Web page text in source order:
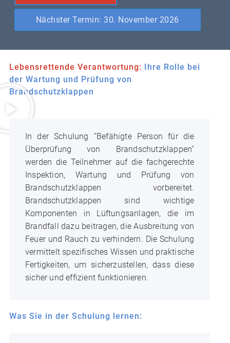
Nächster Termin: 30. November 2026
Lebensrettende Verantwortung: Ihre Rolle bei
der Wartung und Prüfung von
Brandschutzklappen
In der Schulung “Befähigte Person für die
Überprüfung von Brandschutzklappen”
werden die Teilnehmer auf die fachgerechte
Inspektion, Wartung und Prüfung von
Brandschutzklappen vorbereitet.
Brandschutzklappen sind wichtige
Komponenten in Lüftungsanlagen, die im
Brandfall dazu beitragen, die Ausbreitung von
Feuer und Rauch zu verhindern. Die Schulung
vermittelt spezifisches Wissen und praktische
Fertigkeiten, um sicherzustellen, dass diese
sicher und effizient funktionieren.
Was Sie in der Schulung lernen: